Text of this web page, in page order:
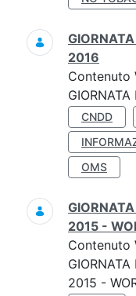
2016
Contenuto
CNDD
OMS
2015 -
Contenuto
2015 -